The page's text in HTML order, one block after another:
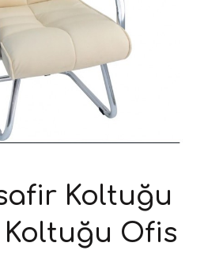
Koltuğu
Koltuğu Ofis